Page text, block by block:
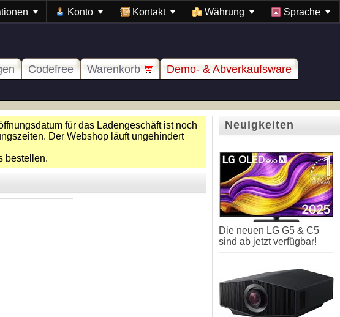
Konto Kontakt Währung Sprache
Codefree Warenkorb
Demo- & Abverkaufsware
für das Ladengeschäft ist noch
Der Webshop läuft ungehindert
bestellen.
Neuigkeiten
Die neuen LG G5 & C5
sind ab jetzt verfügbar!